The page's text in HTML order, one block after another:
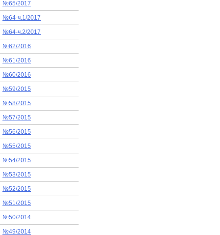
№65/2017
№64-ч.1/2017
№64-ч.2/2017
№62/2016
№61/2016
№60/2016
№59/2015
№58/2015
№57/2015
№56/2015
№55/2015
№54/2015
№53/2015
№52/2015
№51/2015
№50/2014
№49/2014